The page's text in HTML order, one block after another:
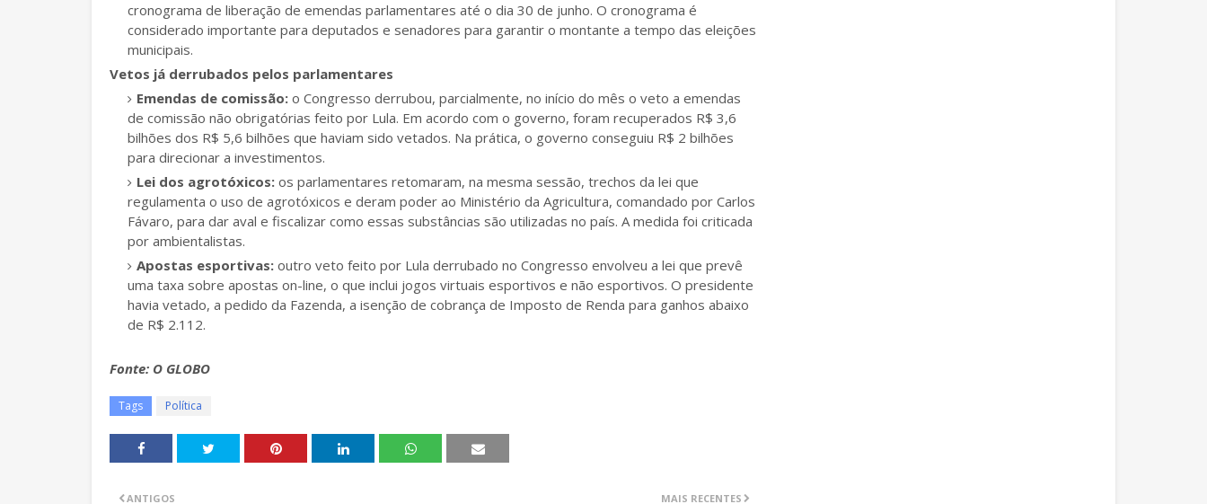
cronograma de liberação de emendas parlamentares até o dia 30 de junho. O cronograma é
considerado importante para deputados e senadores para garantir o montante a tempo das eleições
municipais.
Vetos já derrubados pelos parlamentares
Emendas de comissão: o Congresso derrubou, parcialmente, no início do mês o veto a emendas
de comissão não obrigatórias feito por Lula. Em acordo com o governo, foram recuperados R$ 3,6
bilhões dos R$ 5,6 bilhões que haviam sido vetados. Na prática, o governo conseguiu R$ 2 bilhões
para direcionar a investimentos.
Lei dos agrotóxicos: os parlamentares retomaram, na mesma sessão, trechos da lei que
regulamenta o uso de agrotóxicos e deram poder ao Ministério da Agricultura, comandado por Carlos
Fávaro, para dar aval e fiscalizar como essas substâncias são utilizadas no país. A medida foi criticada
por ambientalistas.
Apostas esportivas: outro veto feito por Lula derrubado no Congresso envolveu a lei que prevê
uma taxa sobre apostas on-line, o que inclui jogos virtuais esportivos e não esportivos. O presidente
havia vetado, a pedido da Fazenda, a isenção de cobrança de Imposto de Renda para ganhos abaixo
de R$ 2.112.
Fonte: O GLOBO
Tags Política
MAIS RECENTES
ANTIGOS